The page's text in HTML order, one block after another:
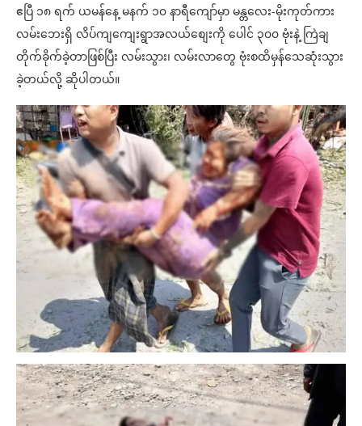
ဧပြီ ၁၈ ရက် ယမန်နေ့ မနက် ၁၀ နာရီကျော်မှာ မန္တလေး-မိုးကုတ်ကား
လမ်းဘေးရှိ လိပ်ကျကျေးရွာအလယ်စျေးကို ပေါင် ၃၀၀ ဗုံးနဲ့ ကြဲချ
တိုက်ခိုက်ခဲ့တာဖြစ်ပြီး လမ်းသွား၊ လမ်းလာတွေ ဗုံးစထိမှန်သေဆုံးသွား
ခဲ့တယ်လို့ ဆိုပါတယ်။